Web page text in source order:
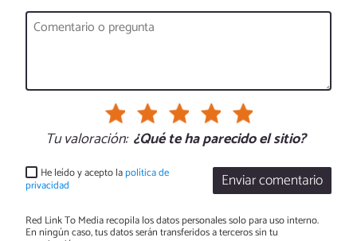
Tu valoración: ¿Qué te ha parecido el sitio?
Enviar comentario
He leído y acepto lapolítica de
privacidad
Red Link To Media recopila los datos personales solo para uso interno.
En ningún caso, tus datos serán transferidos a terceros sin tu